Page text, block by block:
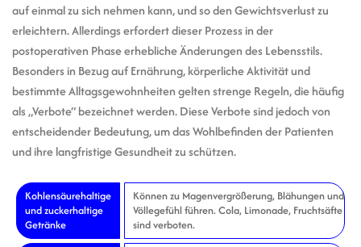
auf einmal zu sich nehmen kann, und so den Gewichtsverlust zu
erleichtern. Allerdings erfordert dieser Prozess in der
postoperativen Phase erhebliche Änderungen des Lebensstils.
Besonders in Bezug auf Ernährung, körperliche Aktivität und
bestimmte Alltagsgewohnheiten gelten strenge Regeln, die häufig
als „Verbote“ bezeichnet werden. Diese Verbote sind jedoch von
entscheidender Bedeutung, um das Wohlbefinden der Patienten
und ihre langfristige Gesundheit zu schützen.
Kohlensäurehaltige
und zuckerhaltige
Getränke
Können zu Magenvergrößerung, Blähungen und
Völlegefühl führen. Cola, Limonade, Fruchtsäfte
sind verboten.